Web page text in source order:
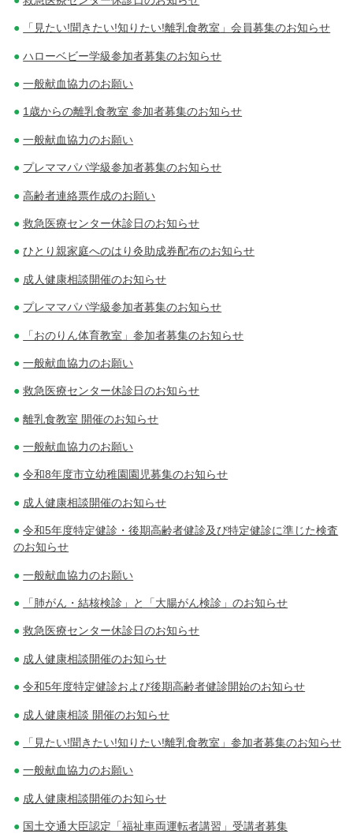
「見たい!聞きたい!知りたい!離乳食教室」会員募集のお知らせ
ハローベビー学級参加者募集のお知らせ
一般献血協力のお願い
1歳からの離乳食教室 参加者募集のお知らせ
一般献血協力のお願い
プレママパパ学級参加者募集のお知らせ
高齢者連絡票作成のお願い
救急医療センター休診日のお知らせ
ひとり親家庭へのはり灸助成券配布のお知らせ
成人健康相談開催のお知らせ
プレママパパ学級参加者募集のお知らせ
「おのりん体育教室」参加者募集のお知らせ
一般献血協力のお願い
救急医療センター休診日のお知らせ
離乳食教室 開催のお知らせ
一般献血協力のお願い
令和8年度市立幼稚園園児募集のお知らせ
成人健康相談開催のお知らせ
令和5年度特定健診・後期高齢者健診及び特定健診に準じた検査
のお知らせ
一般献血協力のお願い
「肺がん・結核検診」と「大腸がん検診」のお知らせ
救急医療センター休診日のお知らせ
成人健康相談開催のお知らせ
令和5年度特定健診および後期高齢者健診開始のお知らせ
成人健康相談 開催のお知らせ
「見たい!聞きたい!知りたい!離乳食教室」参加者募集のお知らせ
一般献血協力のお願い
成人健康相談開催のお知らせ
国土交通大臣認定「福祉車両運転者講習」受講者募集